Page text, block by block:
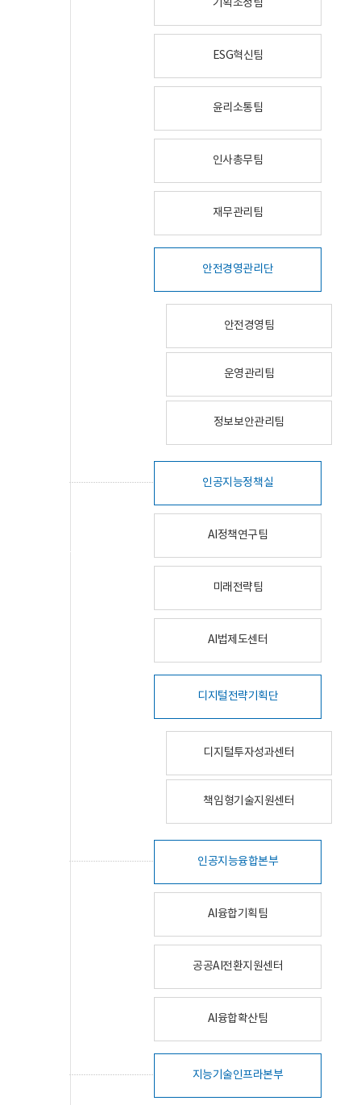
기획조정팀
ESG혁신팀
윤리소통팀
인사총무팀
재무관리팀
안전경영관리단
안전경영팀
운영관리팀
정보보안관리팀
인공지능정책실
AI정책연구팀
미래전략팀
AI법제도센터
디지털전략기획단
디지털투자성과센터
책임형기술지원센터
인공지능융합본부
AI융합기획팀
공공AI전환지원센터
AI융합확산팀
지능기술인프라본부